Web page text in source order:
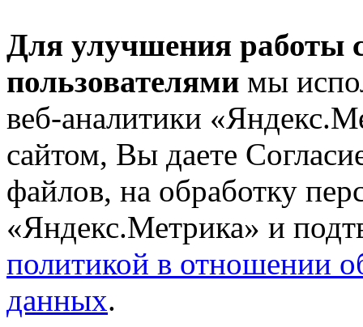
Для улучшения работы
пользователями мы
веб-аналитики
сайтом, Вы даете
файлов, на обработку
«Яндекс.Метрика» и
политикой в отношении
данных.